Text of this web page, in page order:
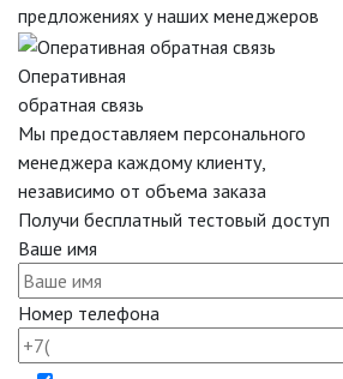
предложениях у наших менеджеров
Оперативная
обратная связь
Мы предоставляем персонального
менеджера каждому клиенту,
независимо от объема заказа
Получи бесплатный тестовый доступ
Ваше имя
Номер телефона